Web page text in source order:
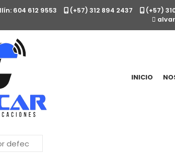
604 612 9553 (+57) 312 894 2437 (+57)
INICIO